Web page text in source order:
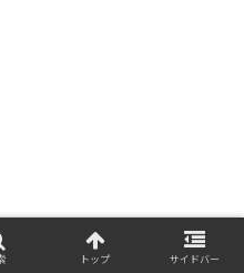
トップ サイドバー